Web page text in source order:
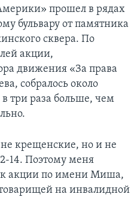
прошел в рядах
бульвару от памятника
сквера. По
акции,
движения «За права
собралось около
в три раза больше, чем
крещенские, но и не
14. Поэтому меня
акции по имени Миша,
на инвалидной